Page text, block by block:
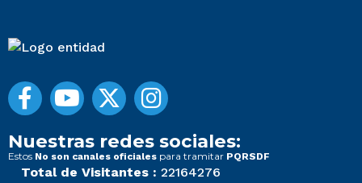
Nuestras redes sociales:
Estos No son canales oficiales para tramitar PQRSDF
Total de Visitantes : 22164276